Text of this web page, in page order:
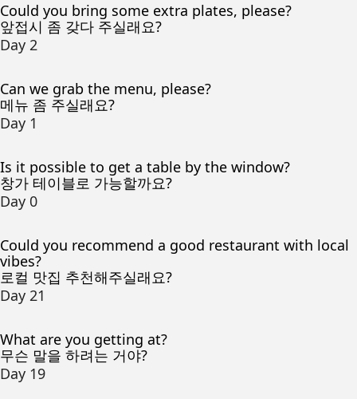
Could you bring some extra plates, please?
앞접시 좀 갖다 주실래요?
Day 2
Can we grab the menu, please?
메뉴 좀 주실래요?
Day 1
Is it possible to get a table by the window?
창가 테이블로 가능할까요?
Day 0
Could you recommend a good restaurant with local
vibes?
로컬 맛집 추천해주실래요?
Day 21
What are you getting at?
무슨 말을 하려는 거야?
Day 19